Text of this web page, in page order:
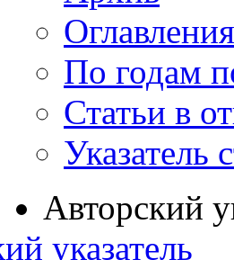
По годам
Статьи в
Указатель
Авторский
указатель